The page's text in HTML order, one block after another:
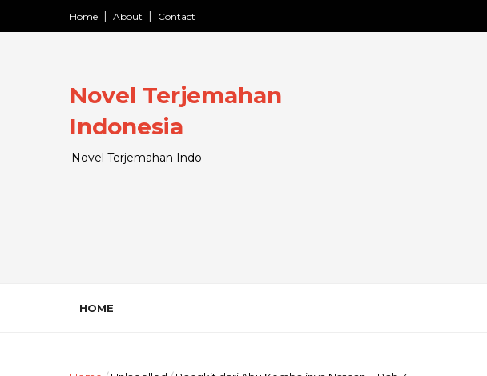
Home About Contact
Novel Terjemahan
Indonesia
Novel Terjemahan Indo
HOME